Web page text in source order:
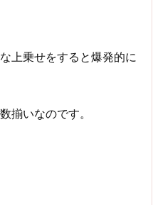
上乗せをすると爆発的に
揃いなのです。